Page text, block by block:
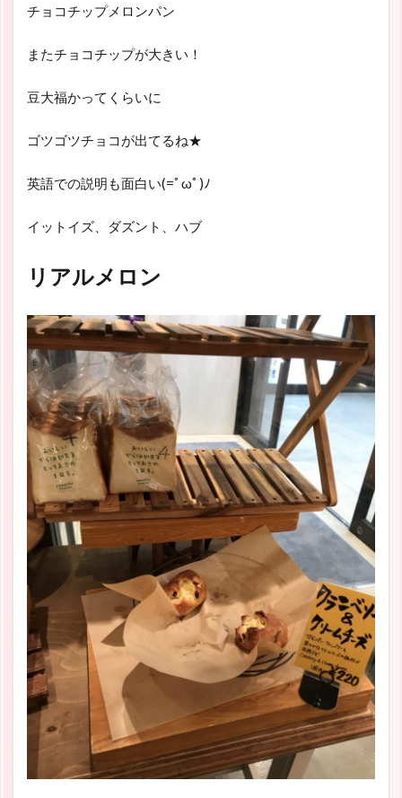
チョコチップメロンパン
またチョコチップが大きい！
豆大福かってくらいに
ゴツゴツチョコが出てるね★
英語での説明も面白い(=ﾟωﾟ)ﾉ
イットイズ、ダズント、ハブ
リアルメロン